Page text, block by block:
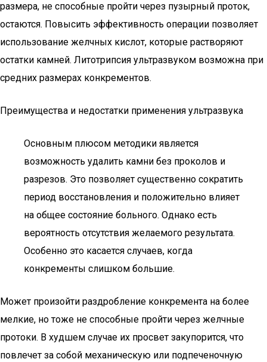
размера, не способные пройти через пузырный проток,
остаются. Повысить эффективность операции позволяет
использование желчных кислот, которые растворяют
остатки камней. Литотрипсия ультразвуком возможна при
средних размерах конкрементов.
Преимущества и недостатки применения ультразвука
Основным плюсом методики является
возможность удалить камни без проколов и
разрезов. Это позволяет существенно сократить
период восстановления и положительно влияет
на общее состояние больного. Однако есть
вероятность отсутствия желаемого результата.
Особенно это касается случаев, когда
конкременты слишком большие.
Может произойти раздробление конкремента на более
мелкие, но тоже не способные пройти через желчные
протоки. В худшем случае их просвет закупорится, что
повлечет за собой механическую или подпеченочную